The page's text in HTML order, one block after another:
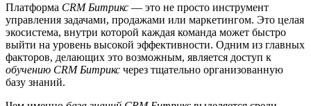
Платформа CRM Битрикс — это не просто инструмент
управления задачами, продажами или маркетингом. Это целая
экосистема, внутри которой каждая команда может быстро
выйти на уровень высокой эффективности. Одним из главных
факторов, делающих это возможным, является доступ к
обучению CRM Битрикс через тщательно организованную
базу знаний.